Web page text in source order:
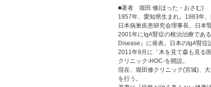
■著者 堀田 修(ほった・おさむ)
1957年、愛知県生まれ。1983年
日本病巣疾患研究会理事長。日本
2001年にIgA腎症の根治治療であ
Disease』に発表。日本のIgA腎症
2011年9月に「木を見て森も見る
クリニック-HOC-を開設。
現在、堀田修クリニック(宮城)、
を行う。